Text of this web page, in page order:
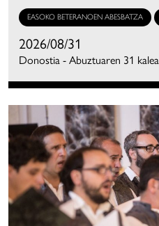
EASOKO BETERANOEN ABESBATZA
2026/08/31
Donostia - Abuztuaren 31 kalea